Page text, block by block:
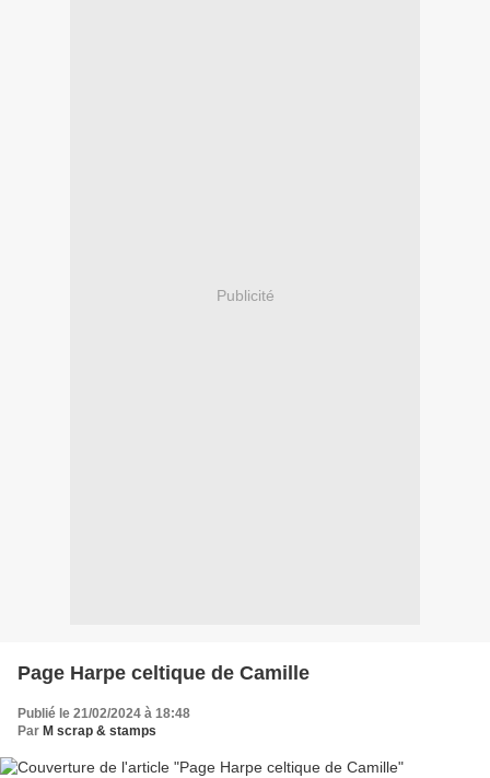
Publicité
Page Harpe celtique de Camille
Publié le 21/02/2024 à 18:48
Par M scrap & stamps